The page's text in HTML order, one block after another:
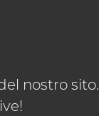
nostro sito.